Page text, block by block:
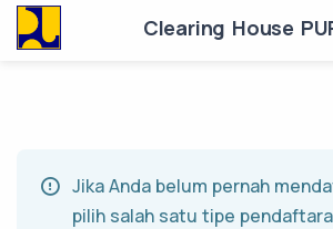
Clearing House
Jika Anda belum pernah
pilih salah satu tipe